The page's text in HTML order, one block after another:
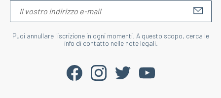
Puoi annullare l'iscrizione in ogni momenti. A questo scopo, cerca le
info di contatto nelle note legali.